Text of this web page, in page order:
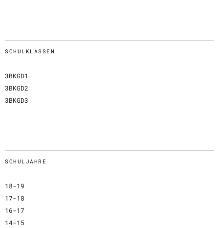
SCHULKLASSEN
3BKGD1
3BKGD2
3BKGD3
SCHULJAHRE
18-19
17-18
16-17
14-15